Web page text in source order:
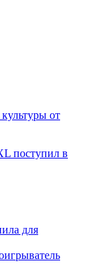
от
поступил в
для